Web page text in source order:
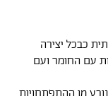
כבכל יצירה
עם החומר ועם